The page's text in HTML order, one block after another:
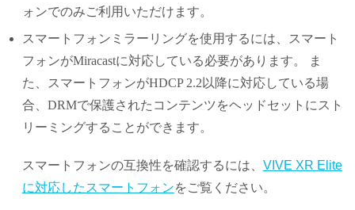
ォンでのみご利用いただけます。
スマートフォンミラーリングを使用するには、スマート
フォンがMiracastに対応している必要があります。 ま
た、スマートフォンがHDCP 2.2以降に対応している場
合、DRMで保護されたコンテンツをヘッドセットにスト
リーミングすることができます。
スマートフォンの互換性を確認するには、 VIVE XR Elite
に対応したスマートフォンをご覧ください。